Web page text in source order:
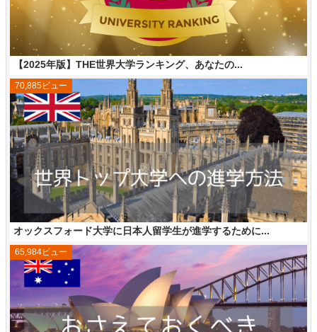
【2025年版】THE世界大学ランキング、あなたの...
オックスフォード大学に日本人留学生が進学するために...
70,885ビュー
65,984ビュー